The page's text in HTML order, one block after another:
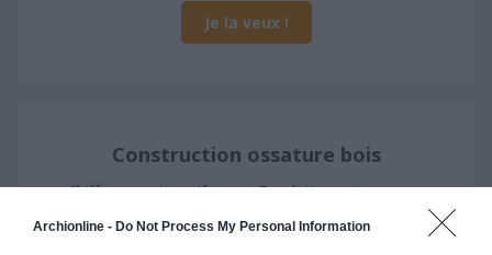
Archionline - Do Not Process My Personal Information
Je la veux !
Construction ossature bois
Chiffrage estimatif pour : Fondations et normes
standards. Construction en ossature bois isolé.